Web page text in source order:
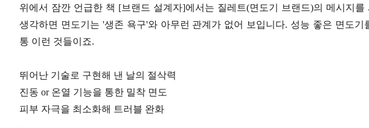
위에서 잠깐 언급한 책 [브랜드 설계자]에서는 질레트(면도기 브랜드)의 메시지
생각하면 면도기는 '생존 욕구'와 아무런 관계가 없어 보입니다. 성능 좋은 면도
통 이런 것들이죠.
뛰어난 기술로 구현해 낸 날의 절삭력
진동 or 온열 기능을 통한 밀착 면도
피부 자극을 최소화해 트러블 완화